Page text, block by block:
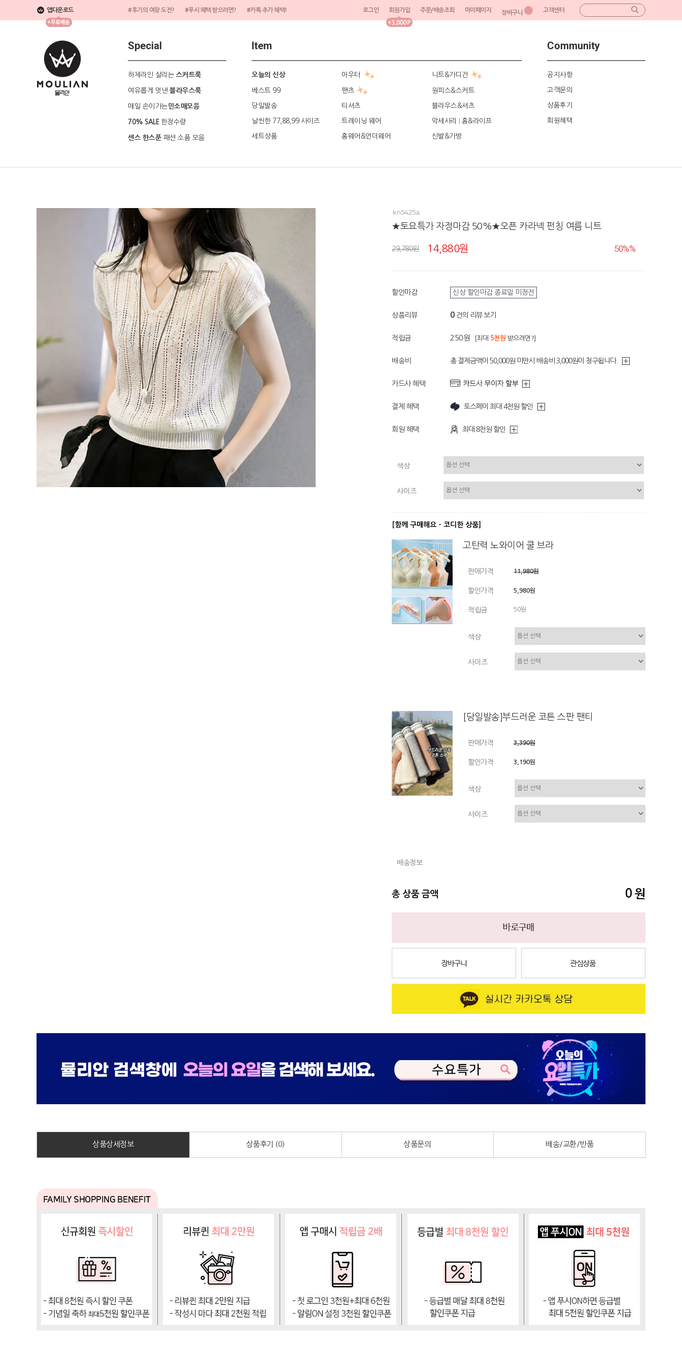
앱다운로드 #후기의 여왕 도전? #푸시 혜택 받으려면? #카톡 추가 혜택! 로그인 회원가입 주문/배송조회 마이페이지 장바구니 고객센터
Special
하체라인 살리는 스커트룩
여유롭게 멋낸 블라우스룩
매일 손이가는민소매모음
70% SALE 한정수량
센스 한스푼패션 소품 모음
Item
오늘의 신상 아우터 니트&가디건
베스트 99 팬츠 원피스&스커트
당일발송 티셔츠 블라우스&셔츠
날씬한 77,88,99 사이즈 트레이닝 웨어 악세사리 홈&라이프
세트상품 홈웨어&언더웨어 신발&가방
Community
공지사항
고객문의
상품후기
회원혜택
kn5425a
★토요특가 자정마감 50%★오픈 카라넥 펀칭 여름 니트
29,780원 14,880원 50%%
할인마감 신상 할인마감 종료일 미정전
상품리뷰 0 건의 리뷰 보기
적립금 250원 [최대 5천원 받으려면?]
배송비 총 결제금액이 50,000원 미만시 배송비 3,000원이 청구됩니다.
카드사 혜택
결제 혜택 토스페이 최대 4천원 할인
회원 혜택 최대 8천원 할인
색상
사이즈
[함께 구매해요 - 코디한 상품]
고탄력 노와이어 쿨 브라
판매가격 11,980원
할인가격 5,980원
적립금 50원
색상
사이즈
[당일발송]부드러운 코튼 스판 팬티
판매가격 3,390원
할인가격 3,190원
색상
사이즈
배송정보
총 상품 금액 0 원
상품상세정보 상품후기 (0) 상품문의 배송/교환/반품